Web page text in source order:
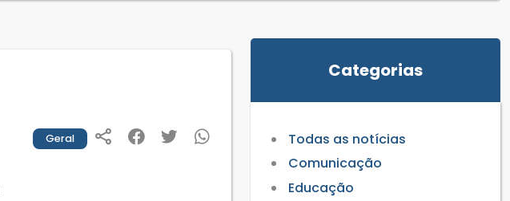
Geral
Categorias
Todas as notícias
Comunicação
Educação